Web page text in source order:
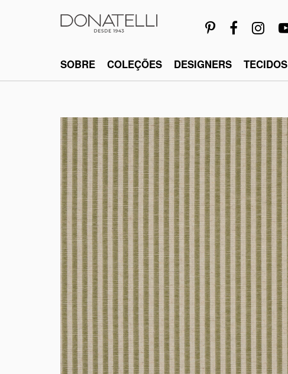
SOBRE COLEÇÕES DESIGNERS TECIDOS